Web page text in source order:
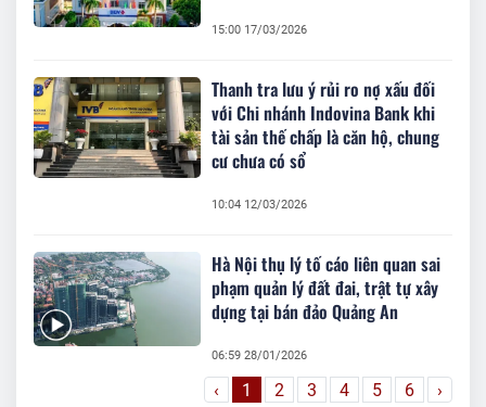
15:00 17/03/2026
Thanh tra lưu ý rủi ro nợ xấu đối
với Chi nhánh Indovina Bank khi
tài sản thế chấp là căn hộ, chung
cư chưa có sổ
10:04 12/03/2026
Hà Nội thụ lý tố cáo liên quan sai
phạm quản lý đất đai, trật tự xây
dựng tại bán đảo Quảng An
06:59 28/01/2026
‹ 1 2 3 4 5 6 ›